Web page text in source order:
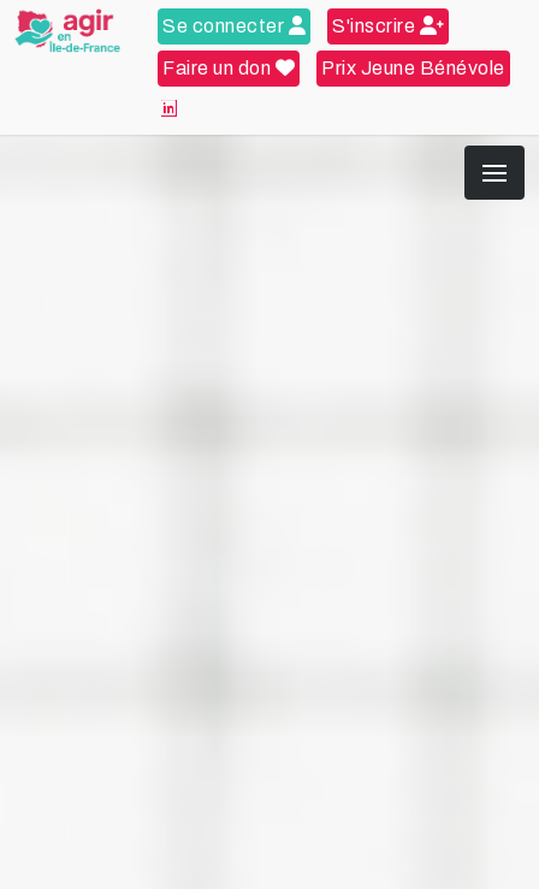
Se connecter S'inscrire
Faire un don Prix Jeune Bénévole